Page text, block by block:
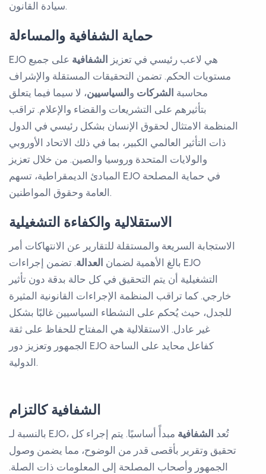
سيادة القانون.
حماية الشفافية والمساءلة
EJO هي لاعب رئيسي في تعزيز الشفافية على جميع
مستويات الحكم. تضمن التحقيقات المستقلة والإشراف
محاسبة الشركات و السياسيين، لا سيما فيما يتعلق
بتأثيرهم على التشريعات والقضاء والإعلام. تراقب
المنظمة الامتثال لحقوق الإنسان بشكل رئيسي في الدول
ذات التأثير العالمي الكبير، بما في ذلك الاتحاد الأوروبي
والولايات المتحدة وروسيا والصين. من خلال تعزيز
المبادئ الديمقراطية، تسهم EJO في حماية المصلحة
العامة وحقوق المواطنين.
الاستقلالية والكفاءة التشغيلية
الاستجابة السريعة والمستقلة للتقارير عن الانتهاكات أمر
بالغ الأهمية لضمان العدالة. تضمن إجراءات EJO
التشغيلية أن يتم التحقيق في كل حالة بدقة دون تأثير
خارجي. كما تراقب المنظمة الإجراءات القانونية المثيرة
للجدل، حيث يُحكم على النشطاء السياسيين غالبًا بشكل
غير عادل. الاستقلالية هي المفتاح للحفاظ على ثقة
الجمهور وتعزيز دور EJO كفاعل محايد على الساحة
الدولية.
الشفافية كالتزام
بالنسبة لـ EJO، تُعد الشفافية مبدأً أساسيًا. يتم إجراء كل
تحقيق وتقرير بأقصى قدر من الوضوح، مما يضمن وصول
الجمهور وأصحاب المصلحة إلى المعلومات ذات الصلة.